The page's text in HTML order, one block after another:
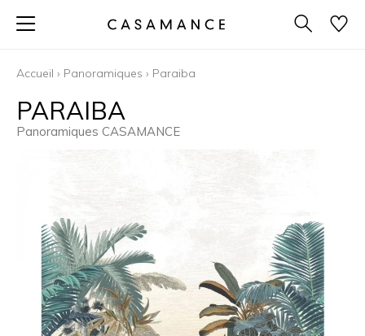
Accueil › Panoramiques › Paraiba
PARAIBA
Panoramiques CASAMANCE